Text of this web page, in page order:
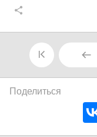
Поделиться